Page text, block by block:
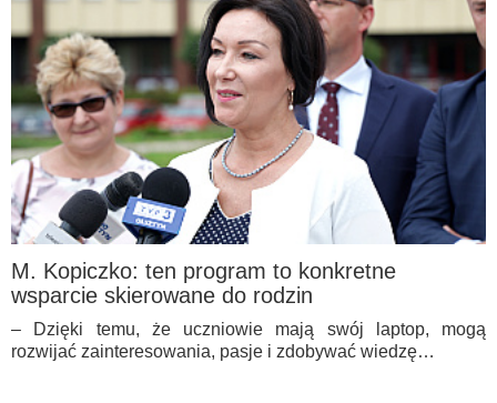
M. Kopiczko: ten program to konkretne
wsparcie skierowane do rodzin
– Dzięki temu, że uczniowie mają swój laptop, mogą
rozwijać zainteresowania, pasje i zdobywać wiedzę…